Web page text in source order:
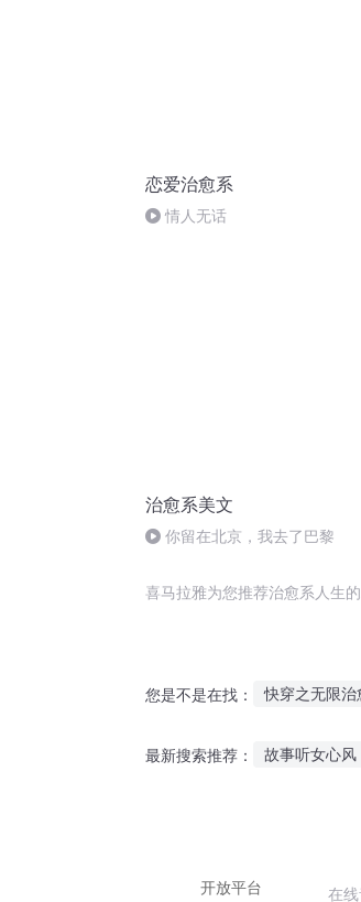
恋爱治愈系
情人无话
治愈系美文
你留在北京，我去了巴黎
喜马拉雅为您推荐治愈系人生
您是不是在找： 快穿之无限治
最新搜索推荐： 故事听女心风
开放平台
在